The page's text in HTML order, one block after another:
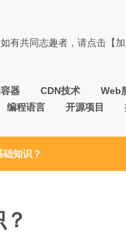
有共同志趣者，请点击【加
器 CDN技术 Web
编程语言 开源项目
知识？